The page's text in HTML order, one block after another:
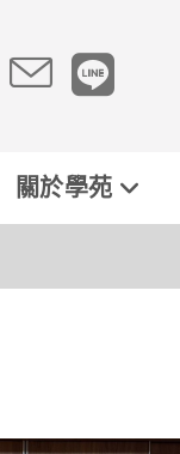
關於學苑